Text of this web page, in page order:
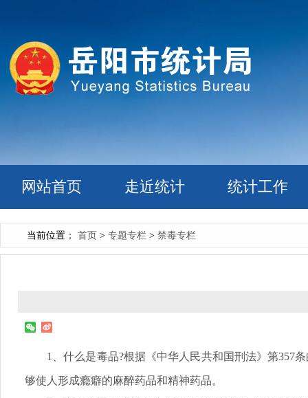
网站首页 走近统计 统计工作
当前位置： 首页 > 专题专栏 > 禁毒专栏
1、什么是毒品?根据《中华人民共和国刑法》第357
够使人形成瘾癖的麻醉药品和精神药品。